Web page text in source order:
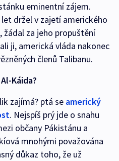
eminentní zájem.
držel v zajetí amerického
za jeho propuštění
ji, americká vláda nakonec
členů Talibanu.
Káida?
zajímá? ptá se americký
. Nejspíš prý jde o snahu
občany Pákistánu a
mnohými považována
důkaz toho, že už